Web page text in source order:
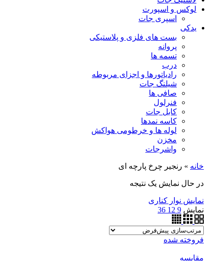
لوکس و اسپورت
اسپری جات
یدکی
بست های فلزی و پلاستیکی
پروانه
تسمه ها
درب
رادیاتورها و اجزای مربوطه
شیلنگ جات
صافی ها
فنرلول
کابل جات
کاسه نمدها
لوله ها و خرطومی هواکش
مخزن
واشرجات
خانه » رنجیر چرخ پارچه ای
در حال نمایش یک نتیجه
نمایش نوار کناری
نمایش 9
12
36
فروخته شده
مقايسه